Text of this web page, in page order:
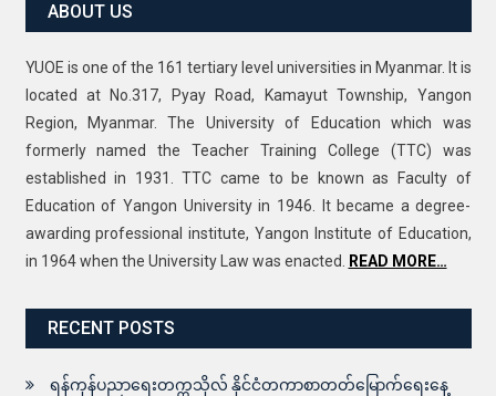
ABOUT US
YUOE is one of the 161 tertiary level universities in Myanmar. It is
located at No.317, Pyay Road, Kamayut Township, Yangon
Region, Myanmar. The University of Education which was
formerly named the Teacher Training College (TTC) was
established in 1931. TTC came to be known as Faculty of
Education of Yangon University in 1946. It became a degree-
awarding professional institute, Yangon Institute of Education,
in 1964 when the University Law was enacted.
READ MORE…
RECENT POSTS
ရန်ကုန်ပညာရေးတက္ကသိုလ် နိုင်ငံတကာစာတတ်မြောက်ရေးနေ့